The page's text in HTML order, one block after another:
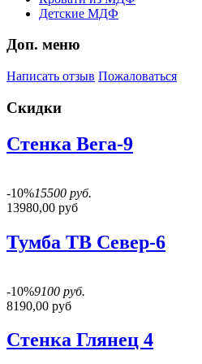
Детские МДФ
Доп. меню
Написать отзыв Пожаловаться
Скидки
Стенка Вега-9
-10%15500 руб.
13980,00 руб
Тумба ТВ Север-6
-10%9100 руб.
8190,00 руб
Стенка Глянец 4